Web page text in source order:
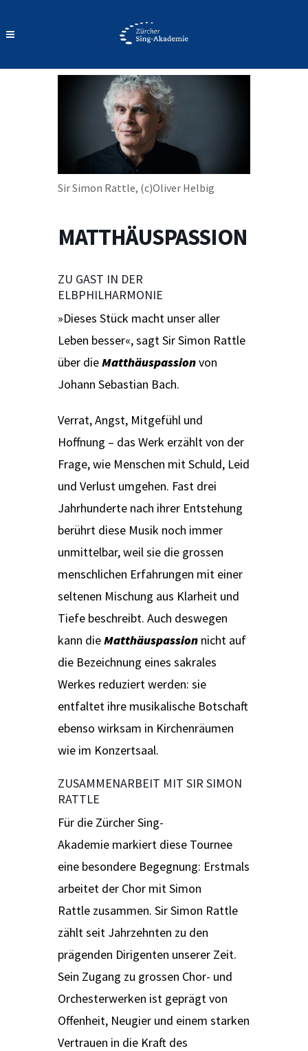
Sir Simon Rattle, (c)Oliver Helbig
MATTHÄUSPASSION
ZU GAST IN DER
ELBPHILHARMONIE
»Dieses Stück macht unser aller
Leben besser«, sagt Sir Simon Rattle
über dieMatthäuspassionvon
Johann Sebastian Bach.
Verrat, Angst, Mitgefühl und
Hoffnung – das Werk erzählt von der
Frage, wie Menschen mit Schuld, Leid
und Verlust umgehen. Fast drei
Jahrhunderte nach ihrer Entstehung
berührt diese Musik noch immer
unmittelbar, weil sie die grossen
menschlichen Erfahrungen mit einer
seltenen Mischung aus Klarheit und
Tiefe beschreibt. Auch deswegen
kann dieMatthäuspassion nicht auf
die Bezeichnung eines sakrales
Werkes reduziert werden: sie
entfaltet ihre musikalische Botschaft
ebenso wirksam in Kirchenräumen
wie im Konzertsaal.
ZUSAMMENARBEIT MIT SIR SIMON
RATTLE
Für die Zürcher Sing-
Akademie markiert diese Tournee
eine besondere Begegnung: Erstmals
arbeitet der Chor mit Simon
Rattle zusammen. Sir Simon Rattle
zählt seit Jahrzehnten zu den
prägenden Dirigenten unserer Zeit.
Sein Zugang zu grossen Chor- und
Orchesterwerken ist geprägt von
Offenheit, Neugier und einem starken
Vertrauen in die Kraft des